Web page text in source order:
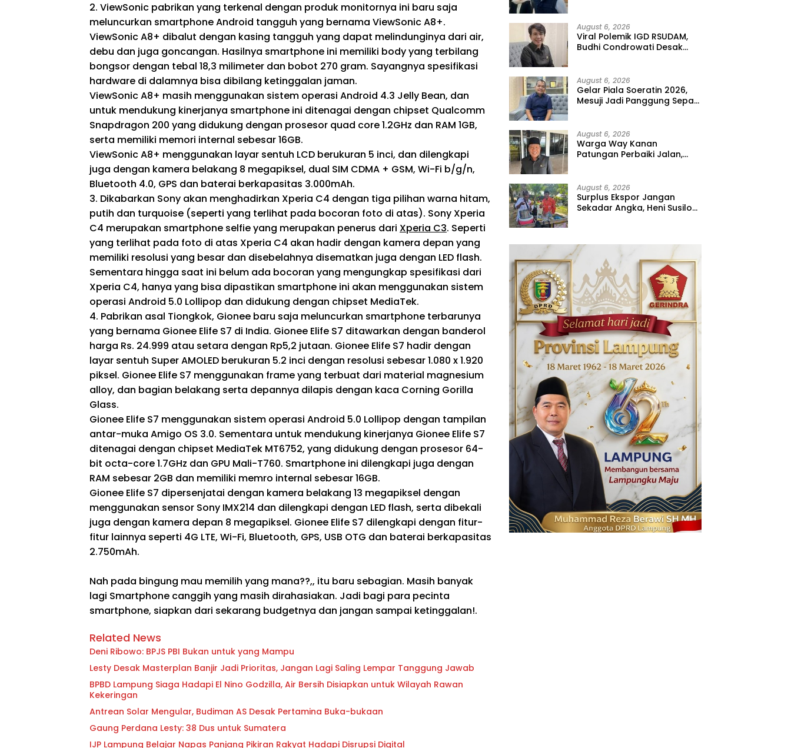
2. ViewSonic pabrikan yang terkenal dengan produk monitornya ini baru saja
meluncurkan smartphone Android tangguh yang bernama ViewSonic A8+.
ViewSonic A8+ dibalut dengan kasing tangguh yang dapat melindunginya dari air,
debu dan juga goncangan. Hasilnya smartphone ini memiliki body yang terbilang
bongsor dengan tebal 18,3 milimeter dan bobot 270 gram. Sayangnya spesifikasi
hardware di dalamnya bisa dibilang ketinggalan jaman.
ViewSonic A8+ masih menggunakan sistem operasi Android 4.3 Jelly Bean, dan
untuk mendukung kinerjanya smartphone ini ditenagai dengan chipset Qualcomm
Snapdragon 200 yang didukung dengan prosesor quad core 1.2GHz dan RAM 1GB,
serta memiliki memori internal sebesar 16GB.
ViewSonic A8+ menggunakan layar sentuh LCD berukuran 5 inci, dan dilengkapi
juga dengan kamera belakang 8 megapiksel, dual SIM CDMA + GSM, Wi-Fi b/g/n,
Bluetooth 4.0, GPS dan baterai berkapasitas 3.000mAh.
3. Dikabarkan Sony akan menghadirkan Xperia C4 dengan tiga pilihan warna hitam,
putih dan turquoise (seperti yang terlihat pada bocoran foto di atas). Sony Xperia
C4 merupakan smartphone selfie yang merupakan penerus dari Xperia C3. Seperti
yang terlihat pada foto di atas Xperia C4 akan hadir dengan kamera depan yang
memiliki resolusi yang besar dan disebelahnya disematkan juga dengan LED flash.
Sementara hingga saat ini belum ada bocoran yang mengungkap spesifikasi dari
Xperia C4, hanya yang bisa dipastikan smartphone ini akan menggunakan sistem
operasi Android 5.0 Lollipop dan didukung dengan chipset MediaTek.
4. Pabrikan asal Tiongkok, Gionee baru saja meluncurkan smartphone terbarunya
yang bernama Gionee Elife S7 di India. Gionee Elife S7 ditawarkan dengan banderol
harga Rs. 24.999 atau setara dengan Rp5,2 jutaan. Gionee Elife S7 hadir dengan
layar sentuh Super AMOLED berukuran 5.2 inci dengan resolusi sebesar 1.080 x 1.920
piksel. Gionee Elife S7 menggunakan frame yang terbuat dari material magnesium
alloy, dan bagian belakang serta depannya dilapis dengan kaca Corning Gorilla
Glass.
Gionee Elife S7 menggunakan sistem operasi Android 5.0 Lollipop dengan tampilan
antar-muka Amigo OS 3.0. Sementara untuk mendukung kinerjanya Gionee Elife S7
ditenagai dengan chipset MediaTek MT6752, yang didukung dengan prosesor 64-
bit octa-core 1.7GHz dan GPU Mali-T760. Smartphone ini dilengkapi juga dengan
RAM sebesar 2GB dan memiliki memro internal sebesar 16GB.
Gionee Elife S7 dipersenjatai dengan kamera belakang 13 megapiksel dengan
menggunakan sensor Sony IMX214 dan dilengkapi dengan LED flash, serta dibekali
juga dengan kamera depan 8 megapiksel. Gionee Elife S7 dilengkapi dengan fitur-
fitur lainnya seperti 4G LTE, Wi-Fi, Bluetooth, GPS, USB OTG dan baterai berkapasitas
2.750mAh.
Nah pada bingung mau memilih yang mana??,, itu baru sebagian. Masih banyak
lagi Smartphone canggih yang masih dirahasiakan. Jadi bagi para pecinta
smartphone, siapkan dari sekarang budgetnya dan jangan sampai ketinggalan!.
Related News
Deni Ribowo: BPJS PBI Bukan untuk yang Mampu
Lesty Desak Masterplan Banjir Jadi Prioritas, Jangan Lagi Saling Lempar Tanggung Jawab
BPBD Lampung Siaga Hadapi El Nino Godzilla, Air Bersih Disiapkan untuk Wilayah Rawan
Kekeringan
Antrean Solar Mengular, Budiman AS Desak Pertamina Buka-bukaan
Gaung Perdana Lesty: 38 Dus untuk Sumatera
IJP Lampung Belajar Napas Panjang Pikiran Rakyat Hadapi Disrupsi Digital
August 6, 2026
Viral Polemik IGD RSUDAM,
Budhi Condrowati Desak
August 6, 2026
Gelar Piala Soeratin 2026,
Mesuji Jadi Panggung Sepak
August 6, 2026
Warga Way Kanan
Patungan Perbaiki Jalan,
August 6, 2026
Surplus Ekspor Jangan
Sekadar Angka, Heni Susilo